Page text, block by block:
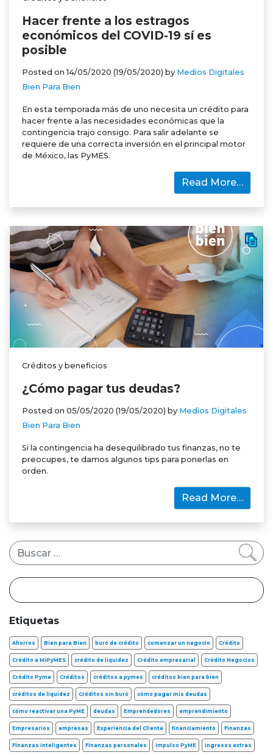
Hacer frente a los estragos
económicos del COVID-19 sí es
posible
Posted on14/05/2020 (19/05/2020) by Medios Digitales
Bien Para Bien
En esta temporada más de uno necesita un crédito para
hacer frente a las necesidades económicas que la
contingencia trajo consigo. Para salir adelante se
requiere de una correcta inversión en el principal motor
de México, las PyMES.
Read More…
Créditos y beneficios
¿Cómo pagar tus deudas?
Posted on 05/05/2020 (19/05/2020) by Medios Digitales
Bien Para Bien
Si la contingencia ha desequilibrado tus finanzas, no te
preocupes, te damos algunos tips para ponerlas en
orden.
Read More…
Buscar
Etiquetas
Ahorros Bien para Bien buró de crédito comenzar un negocio Crédito
Crédito a MiPyMES crédito de liquidez Crédito empresarial Crédito Negocios
Crédito Pyme Créditos créditos a pymes créditos bien para bien
créditos de liquidez Créditos sin buró cómo pagar mis deudas
cómo reactivar una PyME deudas Emprendedores emprendimiento
Empresarios empresas Experiencia del Cliente financiamiento Finanzas
Finanzas inteligentes Finanzas personales Impulso PyME ingresos extras